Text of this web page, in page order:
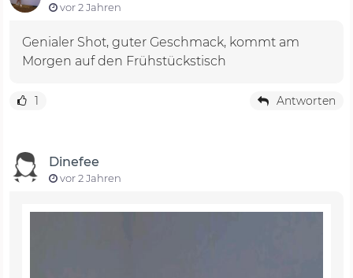
vor 2 Jahren
Genialer Shot, guter Geschmack, kommt am
Morgen auf den Frühstückstisch
1 Antworten
Dinefee
vor 2 Jahren